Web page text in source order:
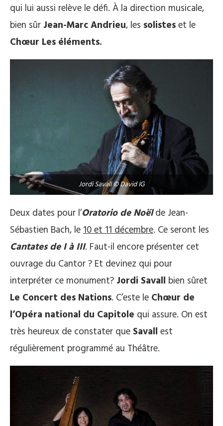
qui lui aussi relève le défi. À la direction musicale,
bien sûr Jean-Marc Andrieu, les solisteset le
Chœur Les éléments.
Jordi Savall © David IG
Deux dates pour l’Oratorio de Noëlde Jean-
Sébastien Bach, le10 et 11 décembre. Ce seront les
Cantates de I à III. Faut-il encore présenter cet
ouvrage du Cantor ? Et devinez qui pour
interpréter ce monument? Jordi Savall bien sûret
Le Concert des Nations. C’este le Chœur de
l’Opéra national du Capitole qui assure. On est
très heureux de constater que Savall est
régulièrement programmé au Théâtre.